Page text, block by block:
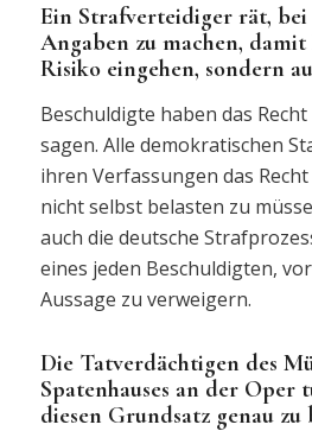
Ein Strafverteidiger rät,
Angaben zu machen,
Risiko eingehen, sondern
Beschuldigte haben das
sagen. Alle demokratischen
ihren Verfassungen das
nicht selbst belasten zu
auch die deutsche
eines jeden Beschuldigten,
Aussage zu verweigern.
Die Tatverdächtigen des
Spatenhauses an der Oper
diesen Grundsatz genau zu